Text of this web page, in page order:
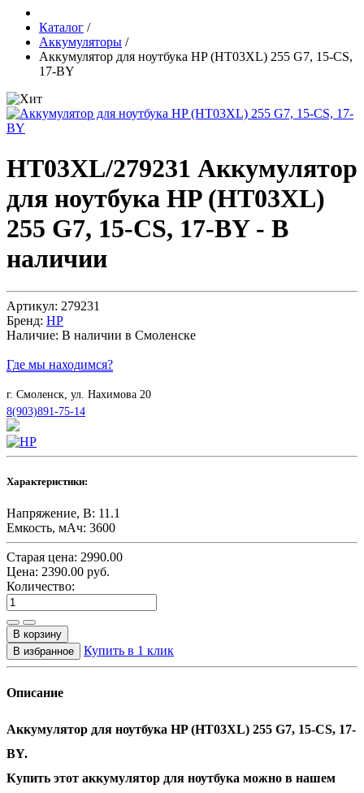
Каталог /
Аккумуляторы /
Аккумулятор для ноутбука HP (HT03XL) 255 G7, 15-CS,
17-BY
HT03XL/279231 Аккумулятор
для ноутбука HP (HT03XL)
255 G7, 15-CS, 17-BY - В
наличии
Артикул: 279231
Бренд: HP
Наличие: В наличии в Смоленске
Где мы находимся?
г. Смоленск, ул. Нахимова 20
8(903)891-75-14
Характеристики:
Напряжение, В: 11.1
Емкость, мАч: 3600
Старая цена: 2990.00
Цена: 2390.00 руб.
Количество:
Купить в 1 клик
Описание
Аккумулятор для ноутбука HP (HT03XL) 255 G7, 15-CS, 17-
BY.
Купить этот аккумулятор для ноутбука можно в нашем